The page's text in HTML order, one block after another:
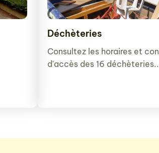
Déchèteries
Consultez les horaires et
d'accès des 16